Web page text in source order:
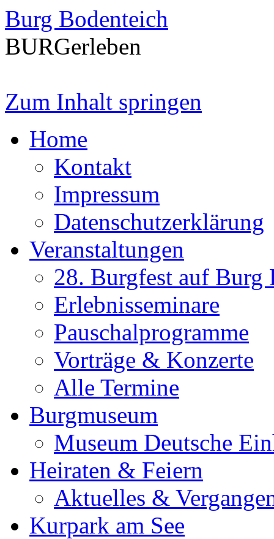
Burg Bodenteich
BURGerleben
Zum Inhalt springen
Home
Kontakt
Impressum
Datenschutzerklärung
Veranstaltungen
28. Burgfest auf Burg
Erlebnisseminare
Pauschalprogramme
Vorträge & Konzerte
Alle Termine
Burgmuseum
Museum Deutsche
Heiraten & Feiern
Aktuelles &
Kurpark am See